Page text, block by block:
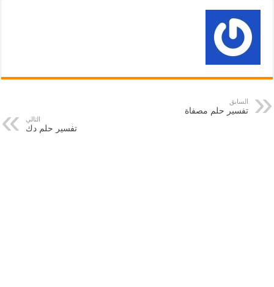
السابق
تفسير حلم مصفاة
التالي
تفسير حلم دك